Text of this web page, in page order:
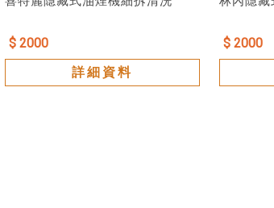
$ 2000
詳細資料
$ 2000